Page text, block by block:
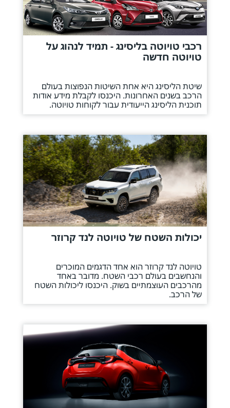
רכבי טויוטה בליסינג - תמיד לנהוג על
טויוטה חדשה
שיטת הליסינג היא אחת השיטות הנפוצות בעולם
הרכב בשנים האחרונות. היכנסו לקבלת מידע אודות
תוכנית הליסינג הייעודית עבור לקוחות טויוטה.
יכולות השטח של טויוטה לנד קרוזר
טויוטה לנד קרוזר הוא אחד הדגמים המוכרים
והנחשבים בעולם רכבי השטח. מדובר באחד
מהרכבים העוצמתיים בשוק. היכנסו ליכולות השטח
של הרכב.